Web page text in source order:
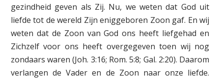
gezindheid geven als Zij. Nu, we weten dat God uit
liefde tot de wereld Zijn eniggeboren Zoon gaf. En wij
weten dat de Zoon van God ons heeft liefgehad en
Zichzelf voor ons heeft overgegeven toen wij nog
zondaars waren (Joh. 3:16; Rom. 5:8; Gal. 2:20). Daarom
verlangen de Vader en de Zoon naar onze liefde.